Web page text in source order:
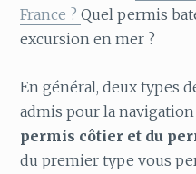
France ?Quel permis
excursion en mer ?
En général, deux types
admis pour la navigation
permis côtier et du
du premier type vous